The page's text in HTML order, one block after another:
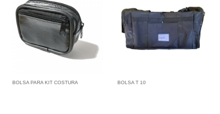
BOLSA PARA KIT COSTURA BOLSA T 10